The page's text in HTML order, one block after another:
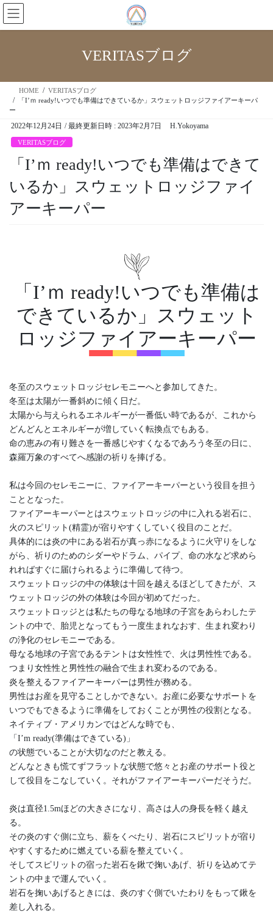
VERITASブログ
HOME
VERITASブログ
「I’ｍ ready!いつでも準備はできているか」スウェットロッジファイアーキーパ
ー
2022年12月24日 / 最終更新日時 : 2023年2月7日 H.Yokoyama
VERITASブログ
「I’ｍ ready!いつでも準備はできて
いるか」スウェットロッジファイ
アーキーパー
「I’ｍ ready!いつでも準備は
できているか」スウェット
ロッジファイアーキーパー
冬至のスウェットロッジセレモニーへと参加してきた。
冬至は太陽が一番斜めに傾く日だ。
太陽から与えられるエネルギーが一番低い時であるが、これから
どんどんとエネルギーが増していく転換点でもある。
命の恵みの有り難さを一番感じやすくなるであろう冬至の日に、
森羅万象のすべてへ感謝の祈りを捧げる。
私は今回のセレモニーに、ファイアーキーパーという役目を担う
こととなった。
ファイアーキーパーとはスウェットロッジの中に入れる岩石に、
火のスピリット(精霊)が宿りやすくしていく役目のことだ。
具体的には炎の中にある岩石が真っ赤になるように火守りをしな
がら、祈りのためのシダーやドラム、パイプ、命の水など求めら
れればすぐに届けられるように準備して待つ。
スウェットロッジの中の体験は十回を越えるほどしてきたが、ス
ウェットロッジの外の体験は今回が初めてだった。
スウェットロッジとは私たちの母なる地球の子宮をあらわしたテ
ントの中で、胎児となってもう一度生まれなおす、生まれ変わり
の浄化のセレモニーである。
母なる地球の子宮であるテントは女性性で、火は男性性である。
つまり女性性と男性性の融合で生まれ変わるのである。
炎を整えるファイアーキーパーは男性が務める。
男性はお産を見守ることしかできない。お産に必要なサポートを
いつでもできるように準備をしておくことが男性の役割となる。
ネイティブ・アメリカンではどんな時でも、
「I’m ready(準備はできている)」
の状態でいることが大切なのだと教える。
どんなときも慌てずフラットな状態で悠々とお産のサポート役と
して役目をこなしていく。それがファイアーキーパーだそうだ。
炎は直径1.5mほどの大きさになり、高さは人の身長を軽く越え
る。
その炎のすぐ側に立ち、薪をくべたり、岩石にスピリットが宿り
やすくするために燃えている薪を整えていく。
そしてスピリットの宿った岩石を鍬で掬いあげ、祈りを込めてテ
ントの中まで運んでいく。
岩石を掬いあげるときには、炎のすぐ側でいたわりをもって鍬を
差し入れる。